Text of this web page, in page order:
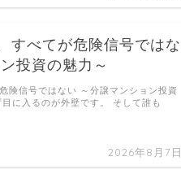
すべてが危険信号ではな
投資の魅力～
2026年8月7日
険信号ではない ～分譲マンション投資
に入るのが外壁です。 そして誰も